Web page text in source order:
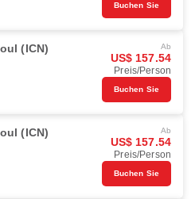
Buchen Sie
(ICN) Ab
US$ 157.54
Preis/Person
Buchen Sie
(ICN) Ab
US$ 157.54
Preis/Person
Buchen Sie